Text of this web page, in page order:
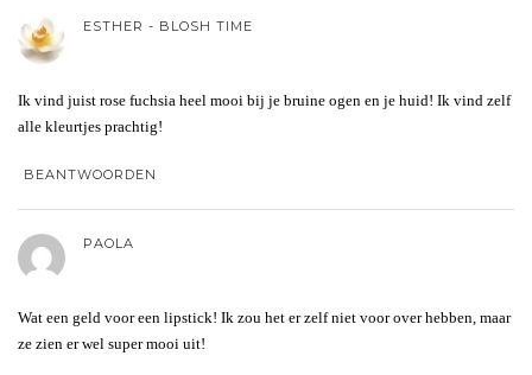
ESTHER - BLOSH TIME
Ik vind juist rose fuchsia heel mooi bij je bruine ogen en je huid! Ik vind zelf
alle kleurtjes prachtig!
BEANTWOORDEN
PAOLA
Wat een geld voor een lipstick! Ik zou het er zelf niet voor over hebben, maar
ze zien er wel super mooi uit!